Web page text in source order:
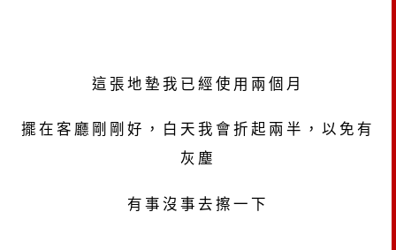
這張地墊我已經使用兩個月
擺在客廳剛剛好，白天我會折起兩半，以免有
灰塵
有事沒事去擦一下